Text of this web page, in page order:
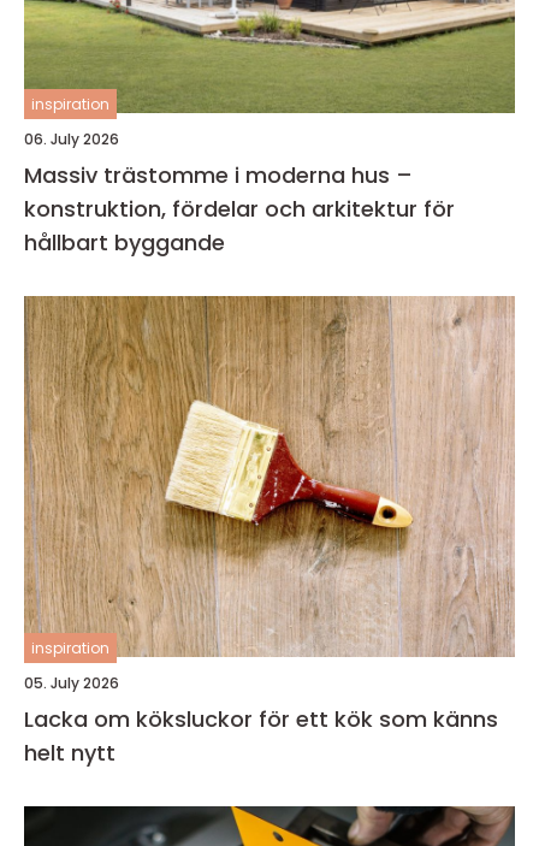
inspiration
06. July 2026
Massiv trästomme i moderna hus –
konstruktion, fördelar och arkitektur för
hållbart byggande
inspiration
05. July 2026
Lacka om köksluckor för ett kök som känns
helt nytt